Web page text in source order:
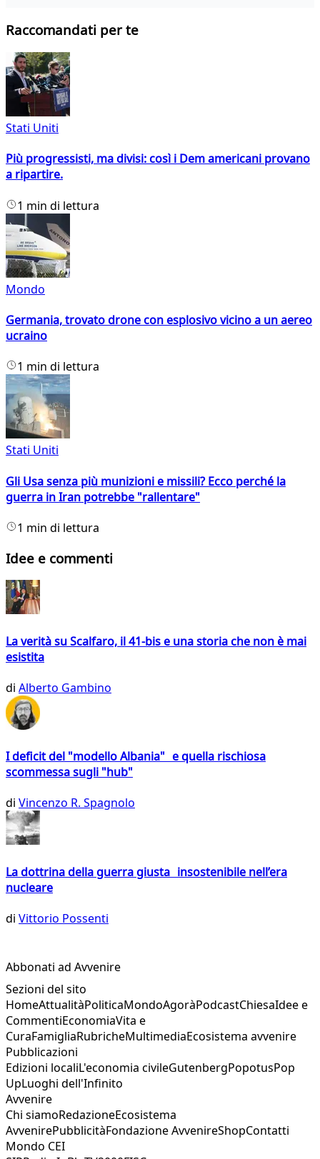
Raccomandati per te
Stati Uniti
Più progressisti, ma divisi: così i Dem americani provano
a ripartire.
1 min di lettura
Mondo
Germania, trovato drone con esplosivo vicino a un aereo
ucraino
1 min di lettura
Stati Uniti
Gli Usa senza più munizioni e missili? Ecco perché la
guerra in Iran potrebbe "rallentare"
1 min di lettura
Idee e commenti
La verità su Scalfaro, il 41-bis e una storia che non è mai
esistita
di Alberto Gambino
I deficit del "modello Albania" e quella rischiosa
scommessa sugli "hub"
di Vincenzo R. Spagnolo
La dottrina della guerra giusta insostenibile nell’era
nucleare
di Vittorio Possenti
Abbonati ad Avvenire
Sezioni del sito
HomeAttualitàPoliticaMondoAgoràPodcastChiesaIdee e
CommentiEconomiaVita e
CuraFamigliaRubricheMultimediaEcosistema avvenire
Pubblicazioni
Edizioni localiL'economia civileGutenbergPopotusPop
UpLuoghi dell'Infinito
Avvenire
Chi siamoRedazioneEcosistema
AvvenirePubblicitàFondazione AvvenireShopContatti
Mondo CEI